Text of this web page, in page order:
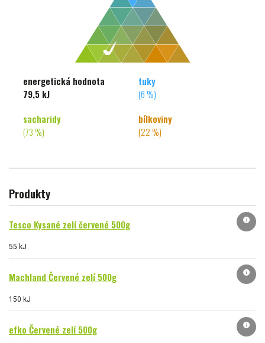
energetická hodnota
79,5 kJ
tuky
(6 %)
sacharidy
(73 %)
bílkoviny
(22 %)
Produkty
Tesco Kysané zelí červené 500g
55 kJ
info
Machland Červené zelí 500g
150 kJ
info
efko Červené zelí 500g info